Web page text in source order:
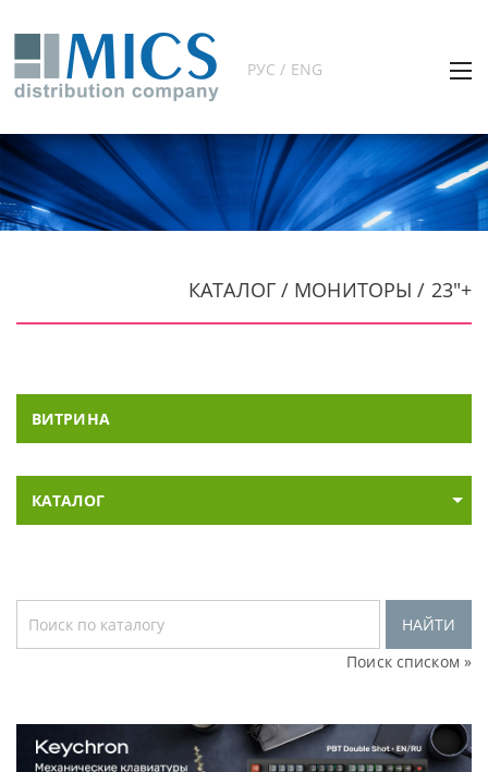
РУС / ENG
КАТАЛОГ / МОНИТОРЫ / 23"+
ВИТРИНА
КАТАЛОГ
НАЙТИ
Поиск списком »